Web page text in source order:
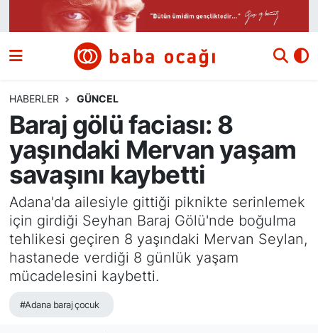
HABERLER GÜNCEL
Baraj gölü faciası: 8
yaşındaki Mervan yaşam
savaşını kaybetti
Adana'da ailesiyle gittiği piknikte serinlemek
için girdiği Seyhan Baraj Gölü'nde boğulma
tehlikesi geçiren 8 yaşındaki Mervan Seylan,
hastanede verdiği 8 günlük yaşam
mücadelesini kaybetti.
#Adana baraj çocuk
Siyaset
Ekonomi
Dünya
Kültür ve Sanat
Eğitim
Bilim ve Teknoloji
Yazı Dizisi
Nöbetçi Eczaneler
Hava Durumu
Namaz Vakitleri
Trafik Durumu
Süper Lig Puan Durumu ve Fikstür
Tüm Manşetler
Son Dakika Haberleri
Haber Arşivi